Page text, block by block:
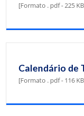
[Formato . pdf - 225
Calendário de
[Formato . pdf - 116